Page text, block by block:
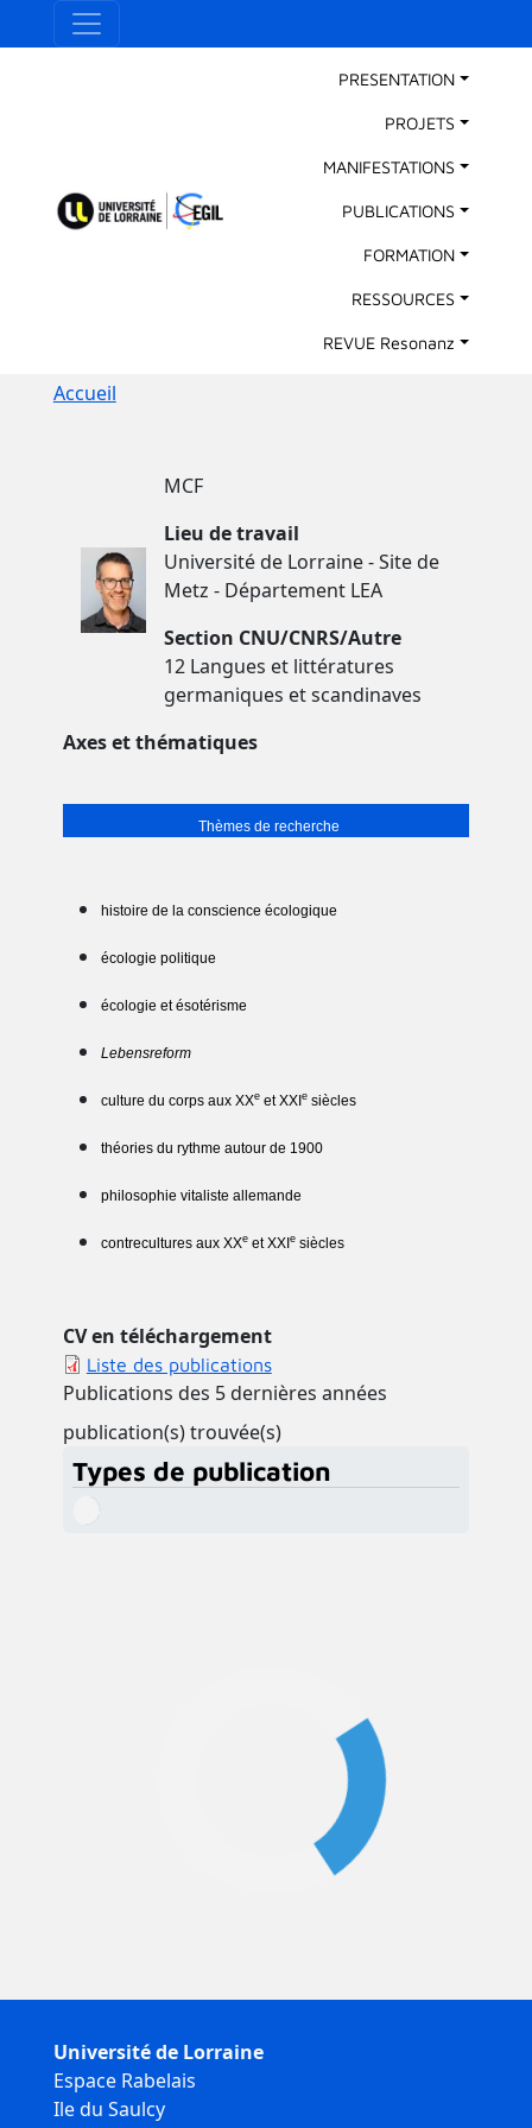
Aller au contenu principal
Main Navigation
PRESENTATION
PROJETS
MANIFESTATIONS
PUBLICATIONS
FORMATION
RESSOURCES
REVUE Resonanz
Fil d'Ariane
Accueil
MCF
Lieu de travail
Université de Lorraine - Site de
Metz - Département LEA
Section CNU/CNRS/Autre
12 Langues et littératures
germaniques et scandinaves
Axes et thématiques
Thèmes de recherche
histoire de la conscience écologique
écologie politique
écologie et ésotérisme
Lebensreform
culture du corps aux XXe et XXIesiècles
théories du rythme autour de 1900
philosophie vitaliste allemande
contrecultures aux XXe et XXIesiècles
CV en téléchargement
Liste des publications
Publications des 5 dernières années
Université de Lorraine
Espace Rabelais
Ile du Saulcy
Panneau de gestion des cookies